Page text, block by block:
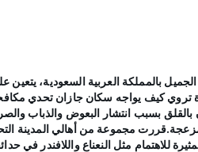
بالمملكة العربية السعودية،
كيف يواجه سكان جازان تحدي
بسبب انتشار البعوض والذباب
مجموعة من أهالي المدينة
للاهتمام مثل النعناع واللافندر